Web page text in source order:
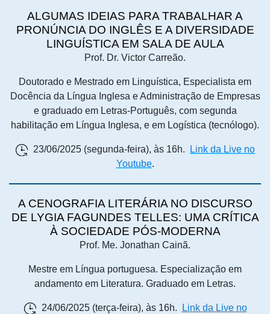
ALGUMAS IDEIAS PARA TRABALHAR A
PRONÚNCIA DO INGLÊS E A DIVERSIDADE
LINGUÍSTICA EM SALA DE AULA
Prof. Dr. Victor Carreão.
Doutorado e Mestrado em Linguística, Especialista em
Docência da Língua Inglesa e Administração de Empresas
e graduado em Letras-Português, com segunda
habilitação em Língua Inglesa, e em Logística (tecnólogo).
23/06/2025 (segunda-feira), às 16h.
Link da Live no
Youtube.
A CENOGRAFIA LITERÁRIA NO DISCURSO
DE LYGIA FAGUNDES TELLES: UMA CRÍTICA
À SOCIEDADE PÓS-MODERNA
Prof. Me. Jonathan Cainã.
Mestre em Língua portuguesa. Especialização em
andamento em Literatura. Graduado em Letras.
24/06/2025 (terça-feira), às 16h.
Link da Live no